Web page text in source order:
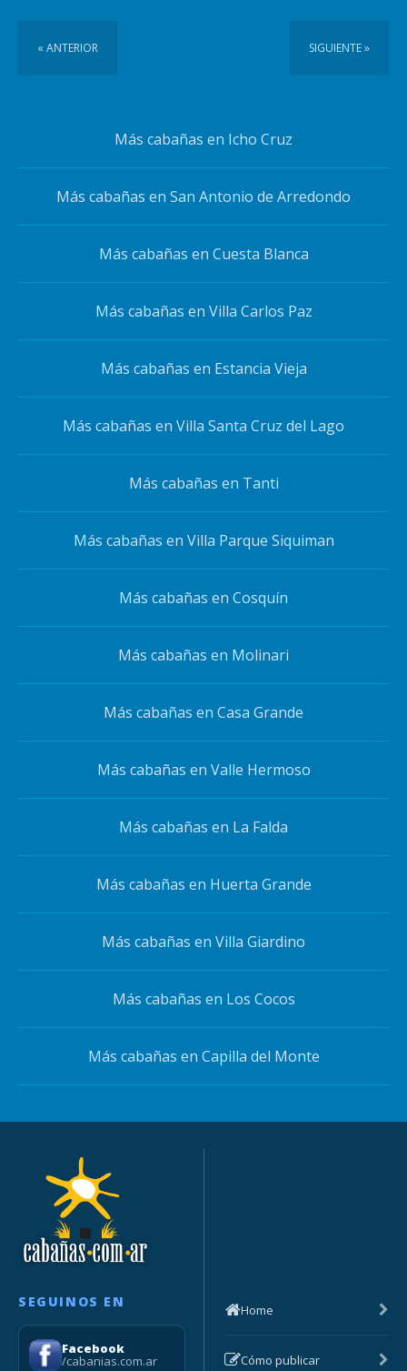
« ANTERIOR SIGUIENTE »
Más cabañas en Icho Cruz
Más cabañas en San Antonio de Arredondo
Más cabañas en Cuesta Blanca
Más cabañas en Villa Carlos Paz
Más cabañas en Estancia Vieja
Más cabañas en Villa Santa Cruz del Lago
Más cabañas en Tanti
Más cabañas en Villa Parque Siquiman
Más cabañas en Cosquín
Más cabañas en Molinari
Más cabañas en Casa Grande
Más cabañas en Valle Hermoso
Más cabañas en La Falda
Más cabañas en Huerta Grande
Más cabañas en Villa Giardino
Más cabañas en Los Cocos
Más cabañas en Capilla del Monte
SEGUINOS EN
Facebook
/cabanias.com.ar
Home
Cómo publicar